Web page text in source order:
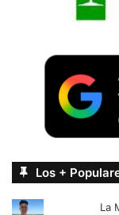
Los +
La